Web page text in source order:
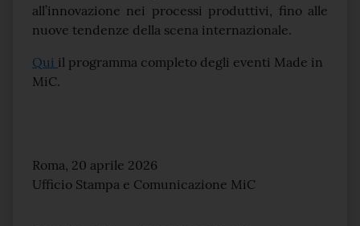
all’innovazione nei processi produttivi, fino alle
nuove tendenze della scena internazionale.
Qui il programma completo degli eventi Made in
MiC.
Roma, 20 aprile 2026
Ufficio Stampa e Comunicazione MiC